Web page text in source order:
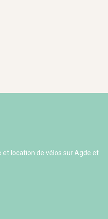
et location de vélos sur Agde et